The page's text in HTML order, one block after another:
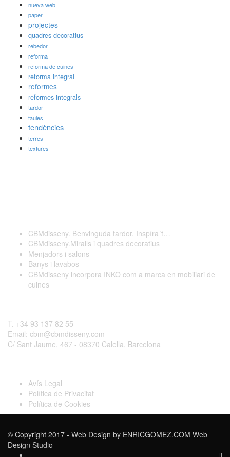
nueva web
paper
projectes
quadres decoratius
rebedor
reforma
reforma de cuines
reforma integral
reformes
reformes integrals
tardor
taules
tendències
terres
textures
CBMdisseny. Benvinguda tardor. Inspíra´t…
CBMdisseny.Miralls i quadres decoratius
Menjadors i salons
Banys i lavabos
CBMdisseny incorpora INKO com a marca en mobiliari de
cuines
T. +34 93 137 82 55
Email: cbm@cbmdisseny.com
C/ Sant Jaume, 467 - 08370 Calella, Barcelona
Avís Legal
Política de Privacitat
Política de Cookies
© Copyright 2017 - Web Design by ENRICGOMEZ.COM Web
Design Studio